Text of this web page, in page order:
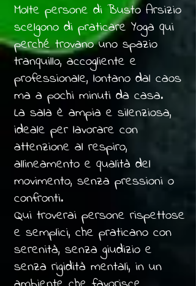
Molte persone di Busto Arsizio
scelgono di praticare Yoga qui
perché trovano uno spazio
tranquillo, accogliente e
professionale, lontano dal caos
ma a pochi minuti da casa.
La sala è ampia e silenziosa,
ideale per lavorare con
attenzione al respiro,
allineamento e qualità del
movimento, senza pressioni o
confronti.
Qui troverai persone rispettose
e semplici, che praticano con
serenità, senza giudizio e
senza rigidità mentali, in un